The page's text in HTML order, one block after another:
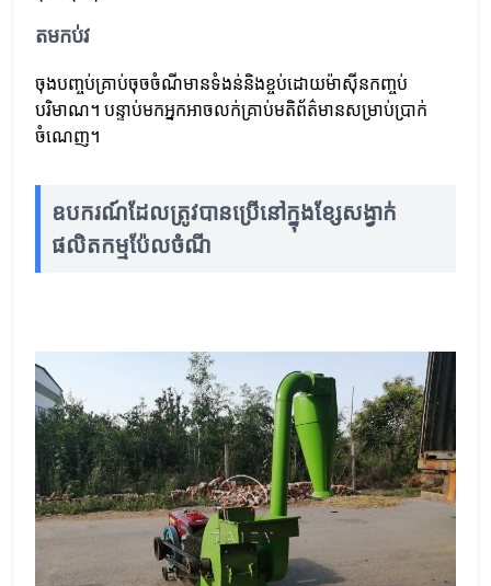
តមកប់វ
ចុងបញ្ចប់គ្រាប់ចុចចំណីមានទំងន់និងខ្ចប់ដោយម៉ាស៊ីនកញ្ចប់
បរិមាណ។ បន្ទាប់មកអ្នកអាចលក់គ្រាប់មតិព័ត៌មានសម្រាប់ប្រាក់
ចំណេញ។
ឧបករណ៍ដែលត្រូវបានប្រើនៅក្នុងខ្សែសង្វាក់
ផលិតកម្មប៉ែលចំណី